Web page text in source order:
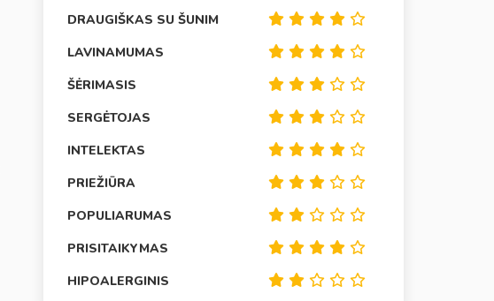
DRAUGIŠKAS SU ŠUNIM
LAVINAMUMAS
ŠĖRIMASIS
SERGĖTOJAS
INTELEKTAS
PRIEŽIŪRA
POPULIARUMAS
PRISITAIKYMAS
HIPOALERGINIS